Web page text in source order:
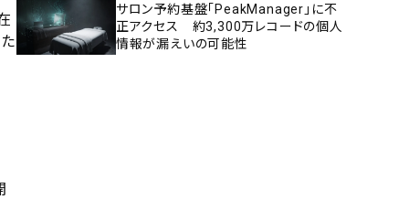
サロン予約基盤「PeakManager」に不
正アクセス 約3,300万レコードの個人
情報が漏えいの可能性